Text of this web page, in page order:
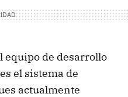
equipo de desarrollo
el sistema de
actualmente